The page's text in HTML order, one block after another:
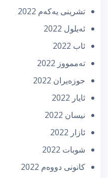
تشرینی یه‌كه‌م 2022
ئه‌یلول 2022
ئاب 2022
تەممووز 2022
حوزه‌یران 2022
ئایار 2022
نیسان 2022
ئازار 2022
شوبات 2022
كانونی دووه‌م 2022